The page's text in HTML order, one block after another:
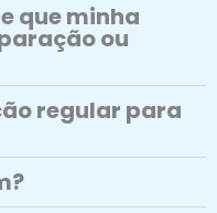
que minha
ou
regular para